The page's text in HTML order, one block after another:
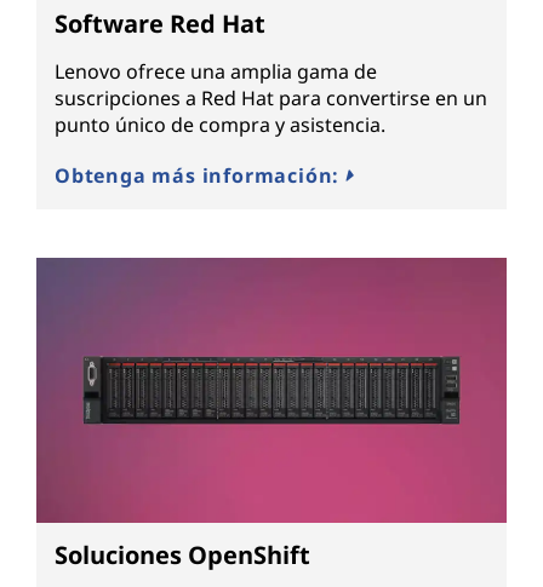
Software Red Hat
Lenovo ofrece una amplia gama de
suscripciones a Red Hat para convertirse en un
punto único de compra y asistencia.
Obtenga más información:
Soluciones OpenShift